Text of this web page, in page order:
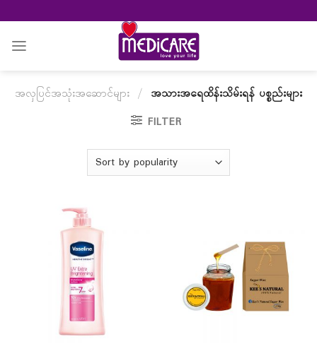
to
content
အလှပြင်အသုံးအဆောင်များ / အသားအရေထိန်းသိမ်းရန် ပစ္စည်းများ
FILTER